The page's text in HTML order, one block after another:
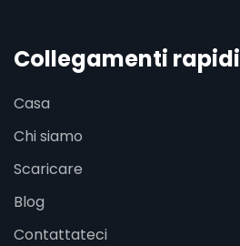
Collegamenti rapidi
Casa
Chi siamo
Scaricare
Blog
Contattateci